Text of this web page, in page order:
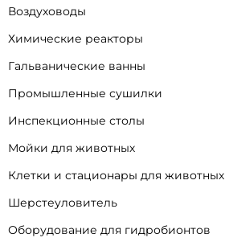
Воздуховоды
Химические реакторы
Гальванические ванны
Промышленные сушилки
Инспекционные столы
Мойки для животных
Клетки и стационары для животных
Шерстеуловитель
Оборудование для гидробионтов